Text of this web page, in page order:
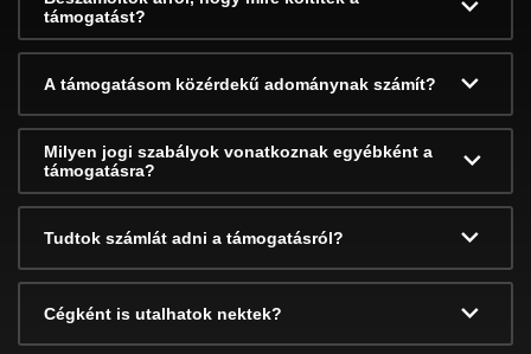
támogatást?
A támogatásom közérdekű adománynak számít?
Milyen jogi szabályok vonatkoznak egyébként a
támogatásra?
Tudtok számlát adni a támogatásról?
Cégként is utalhatok nektek?